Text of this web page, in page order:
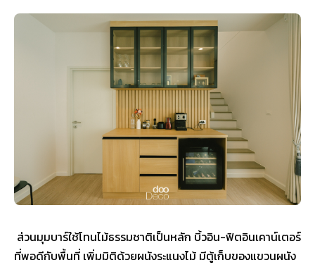
ส่วนมุมบาร์ใช้โทนไม้ธรรมชาติเป็นหลัก บิ้วอิน-ฟิตอินเคาน์เตอร์
ที่พอดีกับพื้นที่ เพิ่มมิติด้วยผนังระแนงไม้ มีตู้เก็บของแขวนผนัง